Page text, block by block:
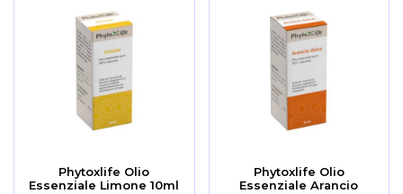
Phytoxlife Olio
Essenziale Limone 10ml
Phytoxlife Olio
Essenziale Arancio